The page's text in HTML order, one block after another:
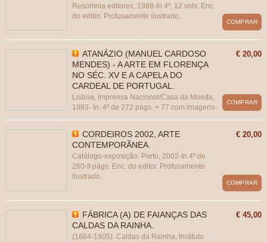
Resomnia editores, 1988-In 4º, 12 vols. Enc.
do editor. Profusamente ilustrado.
COMPRAR
ATANÁZIO (MANUEL CARDOSO
MENDES) - A ARTE EM FLORENÇA
NO SÉC. XV E A CAPELA DO
CARDEAL DE PORTUGAL.
Lisboa, Imprensa Nacional/Casa da Moeda,
1983- In. 4º de 272 págs. + 77 com imagens-
para a XVII Exposição de Arte, Ciência e
Cultura. Profusamente ilustrado.
€ 20,00
COMPRAR
CORDEIROS 2002, ARTE
CONTEMPORÃNEA.
Catálogo-exposição. Porto, 2002-In 4º de
260-II págs. Enc. do editor. Profusamente
ilustrado.
€ 20,00
COMPRAR
FÁBRICA (A) DE FAIANÇAS DAS
CALDAS DA RAINHA.
(1884-1905). Caldas da Rainha, Instituto
€ 45,00